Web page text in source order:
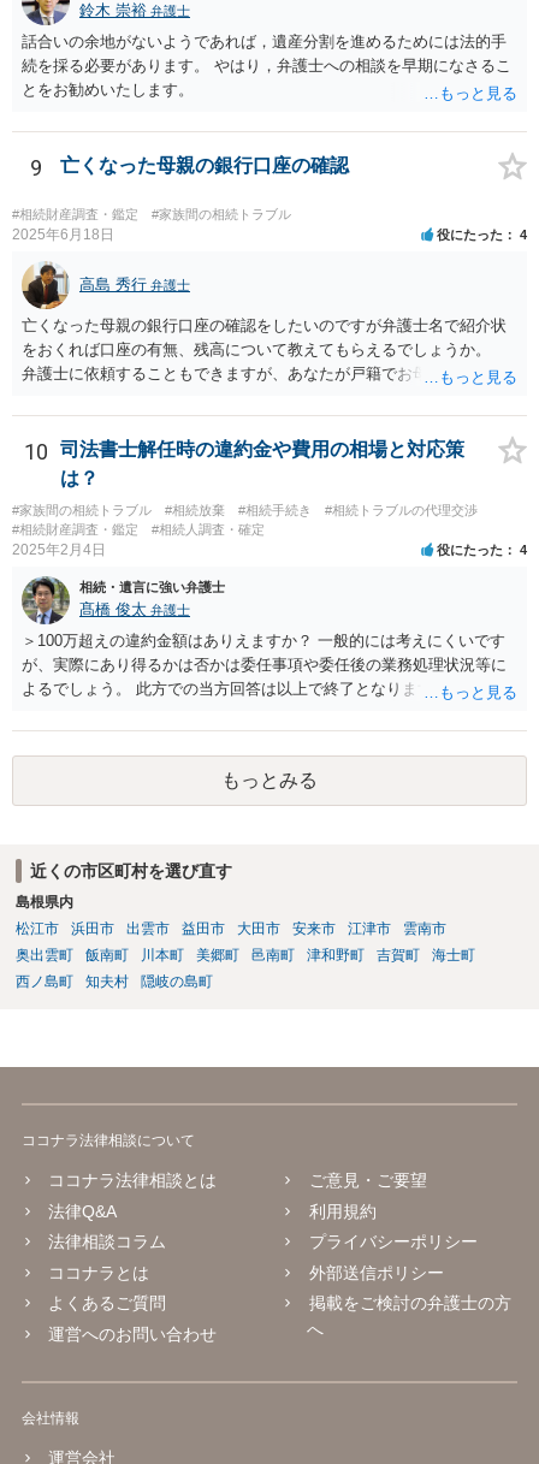
鈴木 崇裕 弁護士
話合いの余地がないようであれば，遺産分割を進めるためには法的手
続を採る必要があります。 やはり，弁護士への相談を早期になさるこ
とをお勧めいたします。
9 亡くなった母親の銀行口座の確認
#相続財産調査・鑑定 #家族間の相続トラブル
2025年6月18日 役にたった 4
高島 秀行 弁護士
亡くなった母親の銀行口座の確認をしたいのですが弁護士名で紹介状
をおくれば口座の有無、残高について教えてもらえるでしょうか。
弁護士に依頼することもできますが、あなたが戸籍でお母さんの相続
高は教えてくれると思います。 自分ではよくわからないということ
であれば、弁護士に相談し依頼されたら良いと思います。
10
司法書士解任時の違約金や費用の相場と対応策
は？
#家族間の相続トラブル #相続放棄 #相続手続き
#相続トラブルの代理交渉
#相続財産調査・鑑定
#相続人調査・確定
2025年2月4日 役にたった 4
相続・遺言に強い弁護士
髙橋 俊太 弁護士
＞100万超えの違約金額はありえますか？ 一般的には考えにくいです
が、実際にあり得るかは否かは委任事項や委任後の業務処理状況等に
よるでしょう。 此方での当方回答は以上で終了となりますが、参考に
もっとみる
近くの市区町村を選び直す
島根県内
松江市
浜田市 出雲市 益田市 大田市 安来市 江津市
雲南市
奥出雲町
飯南町 川本町 美郷町 邑南町 津和野町 吉賀町
海士町
西ノ島町
知夫村 隠岐の島町
ココナラ法律相談について
ココナラ法律相談とは
法律Q&A
法律相談コラム
ココナラとは
よくあるご質問
運営へのお問い合わせ
ご意見・ご要望
利用規約
プライバシーポリシー
外部送信ポリシー
掲載をご検討の弁護士の方
へ
会社情報
運営会社